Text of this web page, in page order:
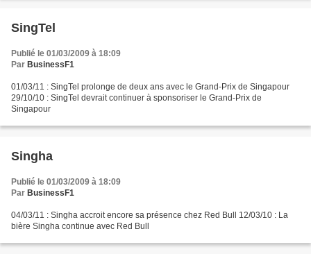
SingTel
Publié le 01/03/2009 à 18:09
Par BusinessF1
01/03/11 : SingTel prolonge de deux ans avec le Grand-Prix de Singapour
29/10/10 : SingTel devrait continuer à sponsoriser le Grand-Prix de
Singapour
Singha
Publié le 01/03/2009 à 18:09
Par BusinessF1
04/03/11 : Singha accroit encore sa présence chez Red Bull 12/03/10 : La
bière Singha continue avec Red Bull